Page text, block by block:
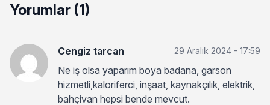
Yorumlar (1)
Cengiz tarcan 29 Aralık 2024 - 17:59
Ne iş olsa yaparım boya badana, garson
hizmetli,kaloriferci, inşaat, kaynakçılık, elektrik,
bahçivan hepsi bende mevcut.